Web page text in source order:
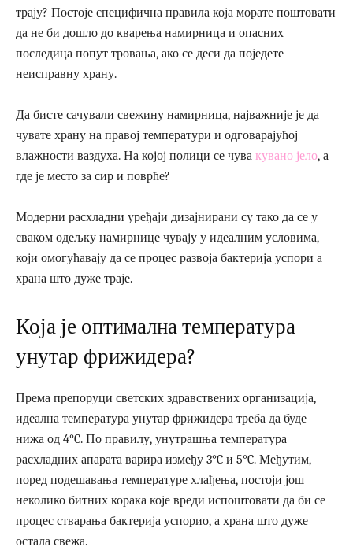
трају? Постоје специфична правила која морате поштовати
да не би дошло до кварења намирница и опасних
последица попут тровања, ако се деси да поједете
неисправну храну.
Да бисте сачували свежину намирница, најважније је да
чувате храну на правој температури и одговарајућој
влажности ваздуха. На којој полици се чува кувано јело, а
где је место за сир и поврће?
Модерни расхладни уређаји дизајнирани су тако да се у
сваком одељку намирнице чувају у идеалним условима,
који омогућавају да се процес развоја бактерија успори а
храна што дуже траје.
Која је оптимална температура
унутар фрижидера?
Према препоруци светских здравствених организација,
идеална температура унутар фрижидера треба да буде
нижа од 4°C. По правилу, унутрашња температура
расхладних апарата варира између 3°C и 5°C. Међутим,
поред подешавања температуре хлађења, постоји још
неколико битних корака које вреди испоштовати да би се
процес стварања бактерија успорио, а храна што дуже
остала свежа.